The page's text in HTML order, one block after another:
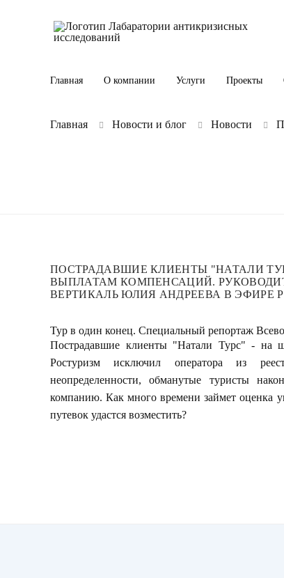
Главная О компании Услуги Проекты
Главная Новости и блог Новости
ПОСТРАДАВШИЕ КЛИЕНТЫ "НАТАЛИ
ВЫПЛАТАМ КОМПЕНСАЦИЙ.
ВЕРТИКАЛЬ ЮЛИЯ АНДРЕЕВА В ЭФИРЕ
Тур в один конец. Специальный репортаж
Пострадавшие клиенты "Натали Турс" - на
Ростуризм исключил оператора из
неопределенности, обманутые туристы
компанию. Как много времени займет оценка
путевок удастся возместить?